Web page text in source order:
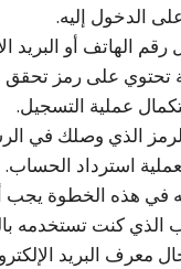
الدخول إليه.
رقم الهاتف أو البريد
تحتوي على رمز تحقق
عملية التسجيل.
الذي وصلك في
استرداد الحساب.
في هذه الخطوة
الذي كنت تستخدمه
معرف البريد